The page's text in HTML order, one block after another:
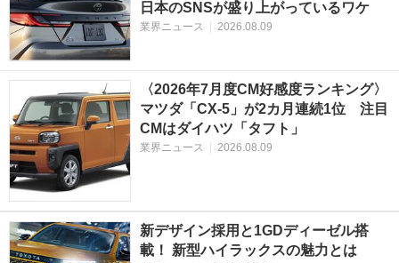
日本のSNSが盛り上がっているワケ
業界ニュース | 2026.08.09
〈2026年7月度CM好感度ランキング〉
マツダ「CX-5」が2カ月連続1位 注目
CMはダイハツ「タフト」
業界ニュース | 2026.08.09
新デザイン採用と1GDディーゼル搭
載！ 新型ハイラックスの魅力とは